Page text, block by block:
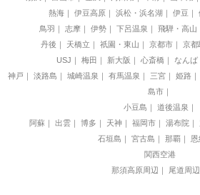
熱海
伊豆高原 浜松・浜名湖 伊豆
鳥羽
志摩 伊勢 下呂温泉 飛騨・高山
丹後
天橋立 祇園・東山 京都市 京都
USJ
梅田 新大阪 心斎橋 なんば
神戸
淡路島 城崎温泉 有馬温泉 三宮 姫路
島市
小豆島
道後温泉
阿蘇
出雲 博多 天神 福岡市 湯布院
石垣島
宮古島 那覇
関西空港
那須高原周辺
尾道周辺